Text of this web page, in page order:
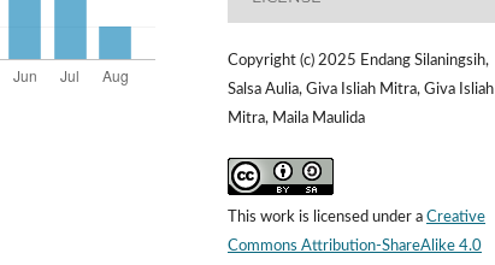
Copyright (c) 2025 Endang Silaningsih,
Salsa Aulia, Giva Isliah Mitra, Giva Isliah
Mitra, Maila Maulida
This work is licensed under a Creative
Commons Attribution-ShareAlike 4.0